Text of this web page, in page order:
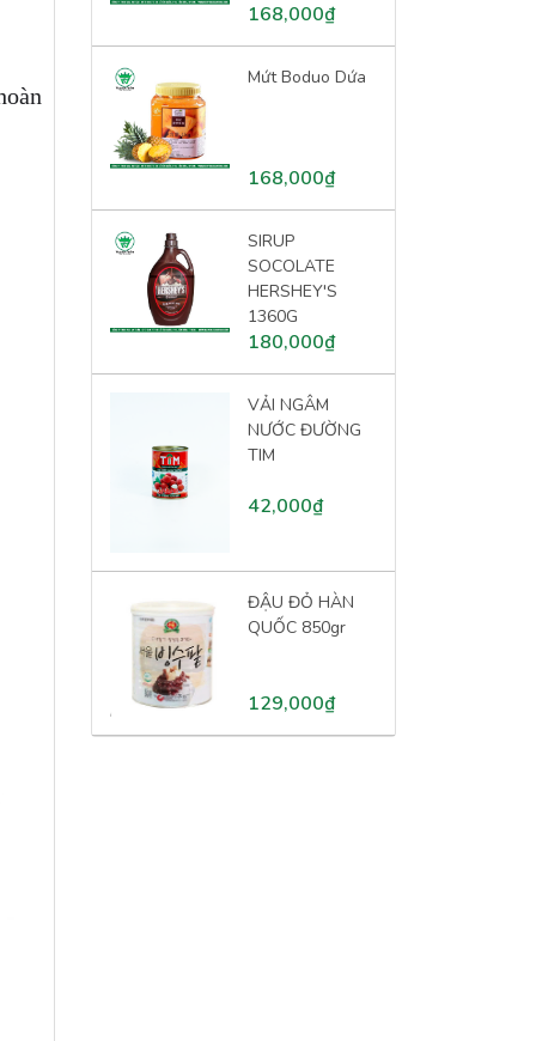
168,000₫
Mứt Boduo Dứa
168,000₫
SIRUP
SOCOLATE
HERSHEY'S
1360G
180,000₫
VẢI NGÂM
NƯỚC ĐƯỜNG
TIM
42,000₫
ĐẬU ĐỎ HÀN
QUỐC 850gr
129,000₫